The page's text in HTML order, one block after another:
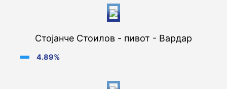
Стојанче Стоилов - пивот - Вардар
4.89%